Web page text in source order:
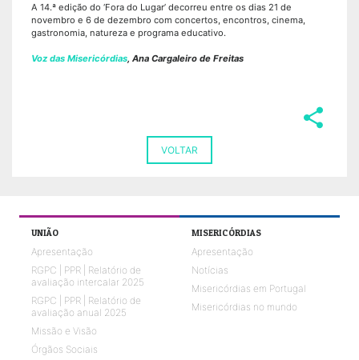
A 14.ª edição do ‘Fora do Lugar’ decorreu entre os dias 21 de
novembro e 6 de dezembro com concertos, encontros, cinema,
gastronomia, natureza e programa educativo.
Voz das Misericórdias , Ana Cargaleiro de Freitas
share
VOLTAR
UNIÃO
Apresentação
RGPC | PPR | Relatório de
avaliação intercalar 2025
RGPC | PPR | Relatório de
avaliação anual 2025
Missão e Visão
Órgãos Sociais
MISERICÓRDIAS
Apresentação
Notícias
Misericórdias em Portugal
Misericórdias no mundo